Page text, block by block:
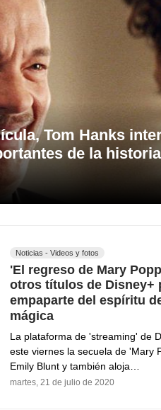
Tom Hanks
de la
Noticias - Videos y fotos
'El regreso de Mary
otros títulos de Disney+
empaparte del espíritu
mágica
La plataforma de 'streaming' de
este viernes la secuela de 'Mary
Emily Blunt y también aloja…
martes, 21 de julio de 2020